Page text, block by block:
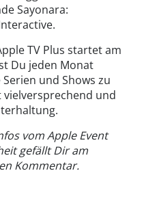
Sayonara:
TV Plus startet am
Du jeden Monat
und Shows zu
und
vom Apple Event
gefällt Dir am
Kommentar.